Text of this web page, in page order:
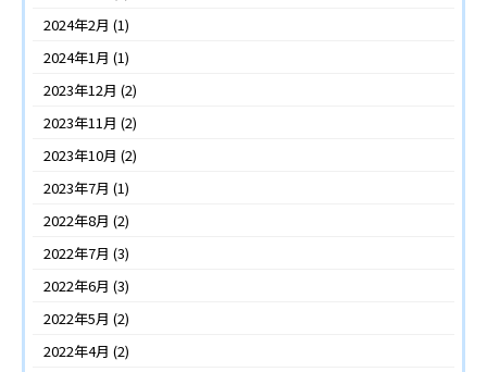
2024年2月 (1)
2024年1月 (1)
2023年12月 (2)
2023年11月 (2)
2023年10月 (2)
2023年7月 (1)
2022年8月 (2)
2022年7月 (3)
2022年6月 (3)
2022年5月 (2)
2022年4月 (2)